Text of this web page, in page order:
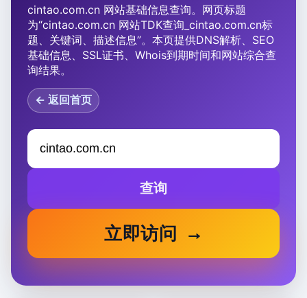
cintao.com.cn 网站基础信息查询。网页标题
为“cintao.com.cn 网站TDK查询_cintao.com.cn标
题、关键词、描述信息”。本页提供DNS解析、SEO
基础信息、SSL证书、Whois到期时间和网站综合查
询结果。
← 返回首页
查询
立即访问